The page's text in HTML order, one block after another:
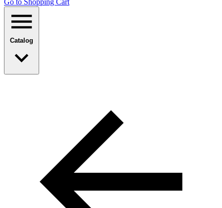
Go to Shopping Сart
Catalog